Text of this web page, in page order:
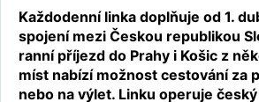
Každodenní linka doplňuje od 1.
spojení mezi Českou republikou
ranní příjezd do Prahy i Košic z
míst nabízí možnost cestování za
nebo na výlet. Linku operuje